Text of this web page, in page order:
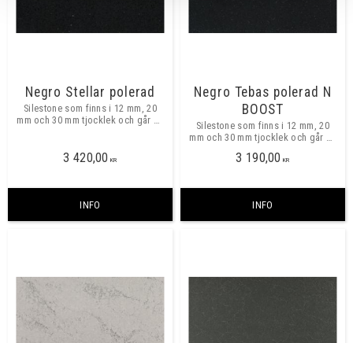
Negro Stellar polerad
Silestone som finns i 12 mm, 20
mm och 30 mm tjocklek och går att
3 420,00 KR
INFO
Negro Tebas polerad N
BOOST
Silestone som finns i 12 mm, 20
mm och 30 mm tjocklek och går att
skarvfritt ca 3250x1580 mm. ​​
3 190,00 KR
INFO